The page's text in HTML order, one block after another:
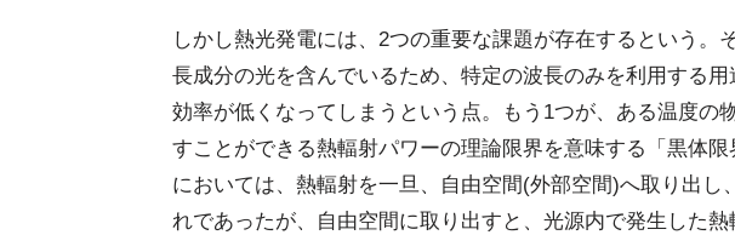
しかし熱光発電には、2つの重要な課題が存在するという。
長成分の光を含んでいるため、特定の波長のみを利用する
効率が低くなってしまうという点。もう1つが、ある温度の
すことができる熱輻射パワーの理論限界を意味する「黒体
においては、熱輻射を一旦、自由空間(外部空間)へ取り出し
れであったが、自由空間に取り出すと、光源内で発生した熱